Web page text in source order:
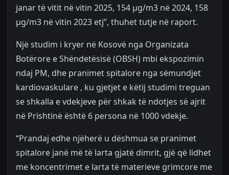
janar të vitit në vitin 2025, 154 µg/m3 në 2024, 158
µg/m3 në vitin 2023 etj”, thuhet tutje në raport.
Një studim i kryer në Kosovë nga Organizata
Botërore e Shëndetësisë (OBSH) mbi ekspozimin
ndaj PM, dhe pranimet spitalore nga sëmundjet
kardiovaskulare , ku gjetjet e këtij studimi treguan
se shkalla e vdekjeve për shkak të ndotjes së ajrit
në Prishtinë është 6 persona në 1000 vdekje.
“Prandaj edhe njëherë u dëshmua se pranimet
spitalore janë më të larta gjatë dimrit, gjë që lidhet
me koncentrimet e larta të materieve grimcore me